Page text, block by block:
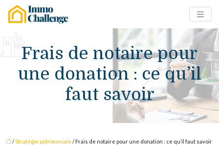
Frais de notaire pour
une donation : ce qu’il
faut savoir
/Stratégie patrimoniale / Frais de notaire pour une donation : ce qu’il faut savoir